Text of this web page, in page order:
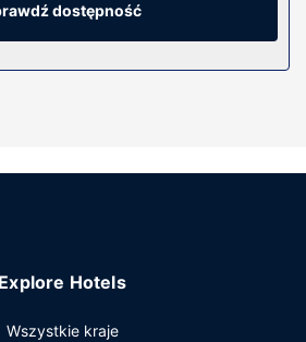
— wyposażenie: wanna
z którego roztacza się piękny
dostępność
Explore Hotels
Wszystkie kraje